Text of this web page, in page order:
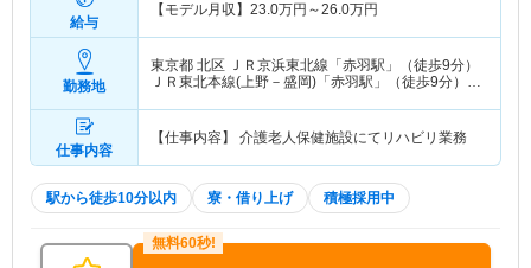
給与
【モデル月収】 23.0万円～26.0万円
勤務地
東京都 北区 ＪＲ京浜東北線「赤羽駅」（徒歩9分）
ＪＲ東北本線(上野－盛岡)「赤羽駅」（徒歩9分）
仕事内容
【仕事内容】 介護老人保健施設にてリハビリ業務
駅から徒歩10分以内 寮・借り上げ 積極採用中